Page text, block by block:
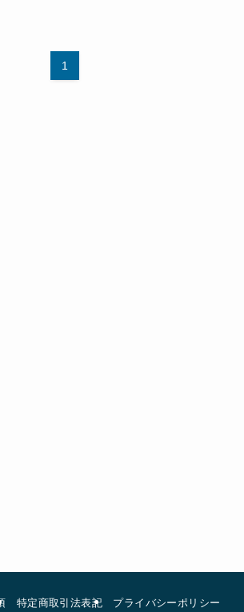
1
特定商取引法表記 プライバシーポリシー